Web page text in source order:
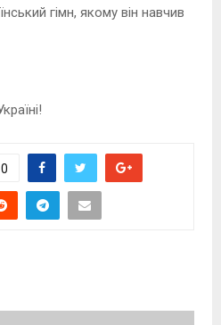
гімн, якому він навчив
0